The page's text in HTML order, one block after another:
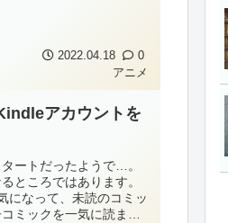
2022.04.18
0
アニメ
アカウントを
ートだったようで…。
ところではあります。
になって、未読のコミッ
ミックを一気に読ませ